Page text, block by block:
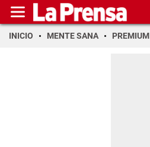
INICIO MENTE SANA PREMIUM